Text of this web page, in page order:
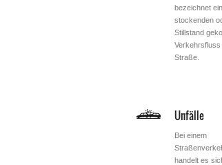
bezeichnet
stockenden
Stillstand
Verkehrsfluss
Straße.
Unfälle
Bei einem
handelt es